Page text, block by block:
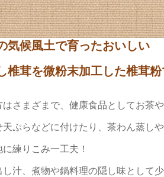
気候風土で育ったおいしい
椎茸を微粉末加工した椎茸粉
さまざまで、健康食品としてお茶や
ぷらなどに付けたり、茶わん蒸し
練りこみ一工夫！
し汁、煮物や鍋料理の隠し味として